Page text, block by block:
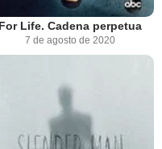
For Life. Cadena perpetua
7 de agosto de 2020